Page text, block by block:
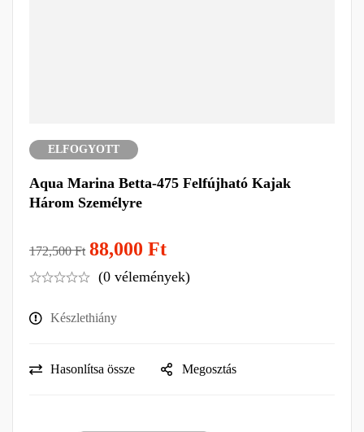
ELFOGYOTT
Aqua Marina Betta-475 Felfújható Kajak
Három Személyre
172,500Ft 88,000 Ft
(0 vélemények)
Készlethiány
Hasonlítsa össze Megosztás